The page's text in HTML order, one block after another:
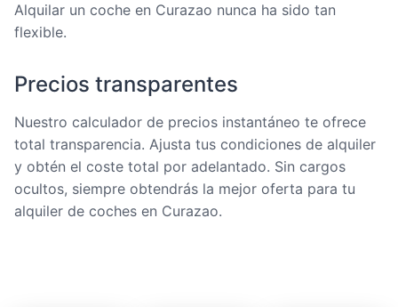
Alquilar un coche en Curazao nunca ha sido tan
flexible.
Precios transparentes
Nuestro calculador de precios instantáneo te ofrece
total transparencia. Ajusta tus condiciones de alquiler
y obtén el coste total por adelantado. Sin cargos
ocultos, siempre obtendrás la mejor oferta para tu
alquiler de coches en Curazao.